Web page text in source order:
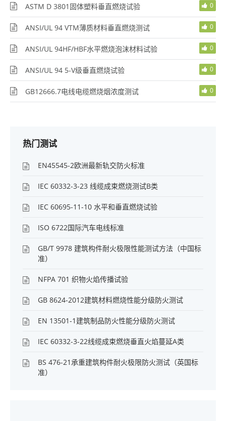
ASTM D 3801固体塑料垂直燃烧试验 0
ANSI/UL 94 VTM薄质材料垂直燃烧测试 0
ANSI/UL 94HF/HBF水平燃烧泡沫材料试验 0
ANSI/UL 94 5-V级垂直燃烧试验 0
GB12666.7电线电缆燃烧烟浓度测试 0
热门测试
EN45545-2欧洲最新轨交防火标准
IEC 60332-3-23 线缆成束燃烧测试B类
IEC 60695-11-10 水平和垂直燃烧试验
ISO 6722国际汽车电线标准
GB/T 9978 建筑构件耐火极限性能测试方法（中国标
准）
NFPA 701 织物火焰传播试验
GB 8624-2012建筑材料燃烧性能分级防火测试
EN 13501-1建筑制品防火性能分级防火测试
IEC 60332-3-22线缆成束燃烧垂直火焰蔓延A类
BS 476-21承重建筑构件耐火极限防火测试（英国标
准）